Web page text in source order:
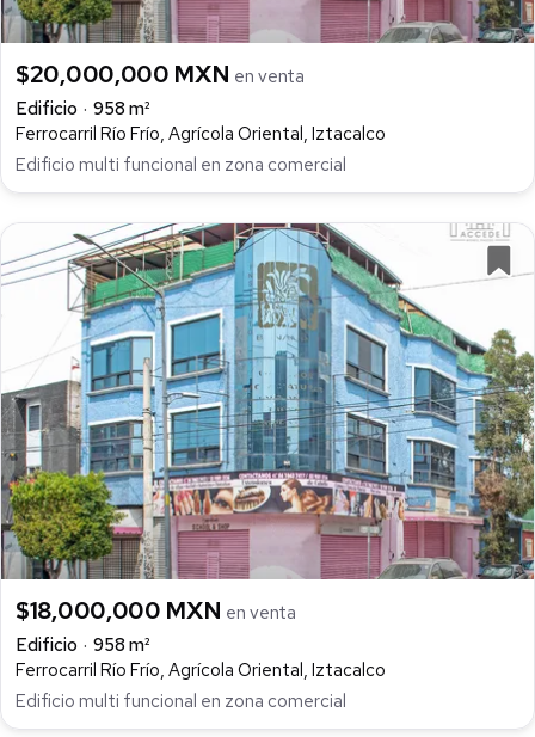
$20,000,000 MXN en venta
Edificio
958 m²
Ferrocarril Río Frío, Agrícola Oriental, Iztacalco
Edificio multi funcional en zona comercial
$18,000,000 MXN en venta
Edificio
958 m²
Ferrocarril Río Frío, Agrícola Oriental, Iztacalco
Edificio multi funcional en zona comercial